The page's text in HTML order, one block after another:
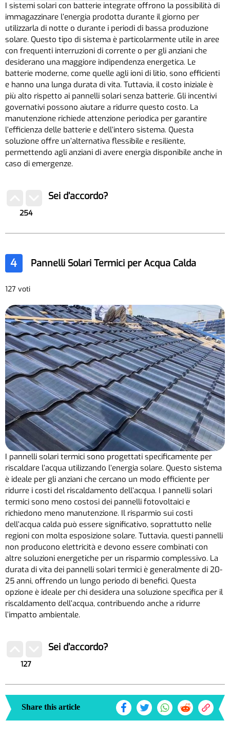
I sistemi solari con batterie integrate offrono la possibilità di
immagazzinare l’energia prodotta durante il giorno per
utilizzarla di notte o durante i periodi di bassa produzione
solare. Questo tipo di sistema è particolarmente utile in aree
con frequenti interruzioni di corrente o per gli anziani che
desiderano una maggiore indipendenza energetica. Le
batterie moderne, come quelle agli ioni di litio, sono efficienti
e hanno una lunga durata di vita. Tuttavia, il costo iniziale è
più alto rispetto ai pannelli solari senza batterie. Gli incentivi
governativi possono aiutare a ridurre questo costo. La
manutenzione richiede attenzione periodica per garantire
l’efficienza delle batterie e dell’intero sistema. Questa
soluzione offre un’alternativa flessibile e resiliente,
permettendo agli anziani di avere energia disponibile anche in
caso di emergenze.
254
Sei d’accordo?
4 Pannelli Solari Termici per Acqua Calda
127 voti
I pannelli solari termici sono progettati specificamente per
riscaldare l’acqua utilizzando l’energia solare. Questo sistema
è ideale per gli anziani che cercano un modo efficiente per
ridurre i costi del riscaldamento dell’acqua. I pannelli solari
termici sono meno costosi dei pannelli fotovoltaici e
richiedono meno manutenzione. Il risparmio sui costi
dell’acqua calda può essere significativo, soprattutto nelle
regioni con molta esposizione solare. Tuttavia, questi pannelli
non producono elettricità e devono essere combinati con
altre soluzioni energetiche per un risparmio complessivo. La
durata di vita dei pannelli solari termici è generalmente di 20-
25 anni, offrendo un lungo periodo di benefici. Questa
opzione è ideale per chi desidera una soluzione specifica per il
riscaldamento dell’acqua, contribuendo anche a ridurre
l’impatto ambientale.
127
Sei d’accordo?
Share this article